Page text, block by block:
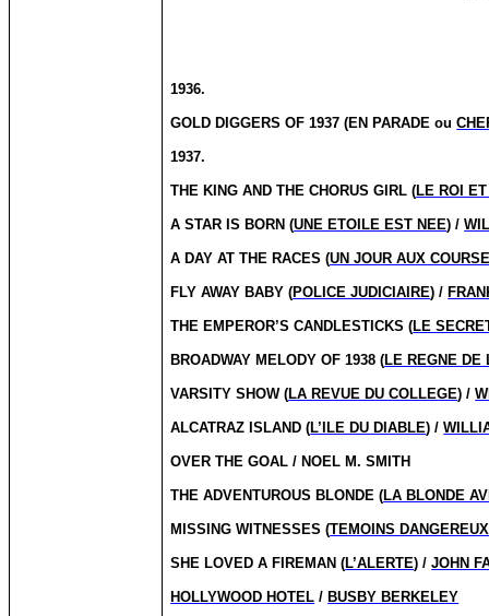
1936.
GOLD DIGGERS OF 1937 (EN PARADE ou
1937.
THE KING AND THE CHORUS GIRL (LE ROI
A STAR IS BORN (UNE ETOILE EST NEE) /
A DAY AT THE RACES (UN JOUR AUX
FLY AWAY BABY (POLICE JUDICIAIRE) /
THE EMPEROR’S CANDLESTICKS (LE
BROADWAY MELODY OF 1938 (LE REGNE DE
VARSITY SHOW (LA REVUE DU COLLEGE) /
ALCATRAZ ISLAND (L’ILE DU DIABLE) /
OVER THE GOAL / NOEL M. SMITH
THE ADVENTUROUS BLONDE (LA BLONDE
MISSING WITNESSES (TEMOINS DANGEREUX
SHE LOVED A FIREMAN (L’ALERTE) /JOHN
HOLLYWOOD HOTEL / BUSBY BERKELEY